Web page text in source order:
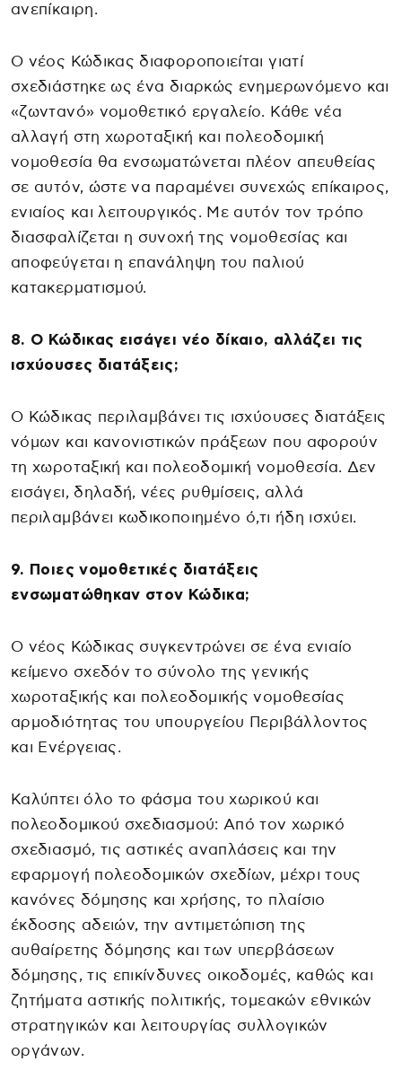
ανεπίκαιρη.
Ο νέος Κώδικας διαφοροποιείται γιατί
σχεδιάστηκε ως ένα διαρκώς ενημερωνόμενο και
«ζωντανό» νομοθετικό εργαλείο. Κάθε νέα
αλλαγή στη χωροταξική και πολεοδομική
νομοθεσία θα ενσωματώνεται πλέον απευθείας
σε αυτόν, ώστε να παραμένει συνεχώς επίκαιρος,
ενιαίος και λειτουργικός. Με αυτόν τον τρόπο
διασφαλίζεται η συνοχή της νομοθεσίας και
αποφεύγεται η επανάληψη του παλιού
κατακερματισμού.
8. Ο Κώδικας εισάγει νέο δίκαιο, αλλάζει τις
ισχύουσες διατάξεις;
Ο Κώδικας περιλαμβάνει τις ισχύουσες διατάξεις
νόμων και κανονιστικών πράξεων που αφορούν
τη χωροταξική και πολεοδομική νομοθεσία. Δεν
εισάγει, δηλαδή, νέες ρυθμίσεις, αλλά
περιλαμβάνει κωδικοποιημένο ό,τι ήδη ισχύει.
9. Ποιες νομοθετικές διατάξεις
ενσωματώθηκαν στον Κώδικα;
Ο νέος Κώδικας συγκεντρώνει σε ένα ενιαίο
κείμενο σχεδόν το σύνολο της γενικής
χωροταξικής και πολεοδομικής νομοθεσίας
αρμοδιότητας του υπουργείου Περιβάλλοντος
και Ενέργειας.
Καλύπτει όλο το φάσμα του χωρικού και
πολεοδομικού σχεδιασμού: Από τον χωρικό
σχεδιασμό, τις αστικές αναπλάσεις και την
εφαρμογή πολεοδομικών σχεδίων, μέχρι τους
κανόνες δόμησης και χρήσης, το πλαίσιο
έκδοσης αδειών, την αντιμετώπιση της
αυθαίρετης δόμησης και των υπερβάσεων
δόμησης, τις επικίνδυνες οικοδομές, καθώς και
ζητήματα αστικής πολιτικής, τομεακών εθνικών
στρατηγικών και λειτουργίας συλλογικών
οργάνων.